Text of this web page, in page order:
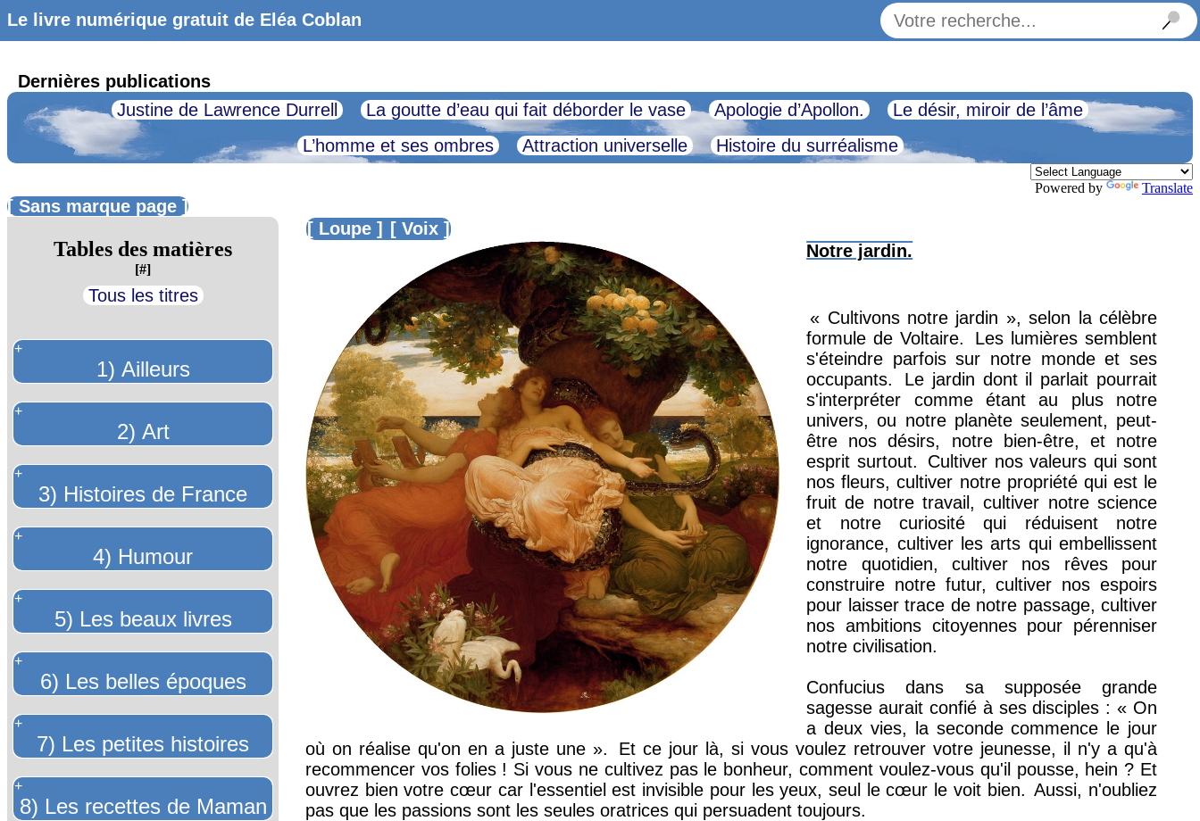
Le livre numérique gratuit de Eléa Coblan
Dernières publications
Justine de Lawrence Durrell
La goutte d’eau qui fait déborder le vase Apologie d’Apollon.
Le désir, miroir de l’âme
L’homme et ses ombres
Attraction universelle Histoire du surréalisme
Powered by Translate
[ Sans marque page ]
Tables des matières
[#]
Tous les titres
+
1) Ailleurs
+
2) Art
+
3) Histoires de France
+
4) Humour
+
5) Les beaux livres
+
6) Les belles époques
+
7) Les petites histoires
+
8) Les recettes de Maman
[ Loupe ]
[ Voix ]
Notre jardin.
« Cultivons notre jardin », selon la célèbre
formule de Voltaire.
Les lumières semblent
s'éteindre parfois sur notre monde et ses
occupants.
Le jardin dont il parlait pourrait
s'interpréter comme étant au plus notre
univers, ou notre planète seulement, peut-
être nos désirs, notre bien-être, et notre
esprit surtout.
Cultiver nos valeurs qui sont
nos fleurs, cultiver notre propriété qui est le
fruit de notre travail, cultiver notre science
et notre curiosité qui réduisent notre
ignorance, cultiver les arts qui embellissent
notre quotidien, cultiver nos rêves pour
construire notre futur, cultiver nos espoirs
pour laisser trace de notre passage, cultiver
nos ambitions citoyennes pour pérenniser
notre civilisation.
Confucius dans sa supposée grande
sagesse aurait confié à ses disciples : « On
a deux vies, la seconde commence le jour
où on réalise qu'on en a juste une ».
Et ce jour là, si vous voulez retrouver votre jeunesse, il n'y a qu'à
recommencer vos folies ! Si vous ne cultivez pas le bonheur, comment voulez-vous qu'il pousse, hein ? Et
ouvrez bien votre cœur car l'essentiel est invisible pour les yeux, seul le cœur le voit bien. Aussi, n'oubliez
pas que les passions sont les seules oratrices qui persuadent toujours.